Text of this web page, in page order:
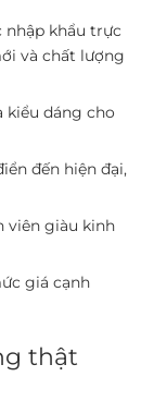
nhập khẩu trực
và chất lượng
kiểu dáng cho
đến hiện đại,
viên giàu kinh
giá cạnh
thật